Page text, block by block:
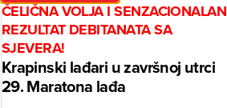
ČELIČNA VOLJA I SENZACIONALAN
REZULTAT DEBITANATA SA
SJEVERA!
Krapinski lađari u završnoj utrci
29. Maratona lađa